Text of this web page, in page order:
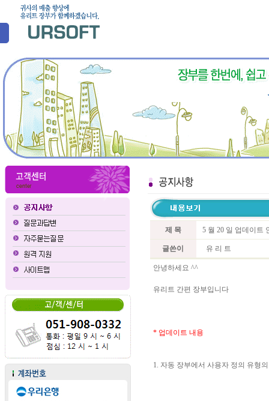
제 목 5 월 20 일 업데이트
글쓴이 유 리 트
안녕하세요 ^^
유리트 간편 장부입니다
* 업데이트 내용
1. 자동 장부에서 사용자 정의 유형